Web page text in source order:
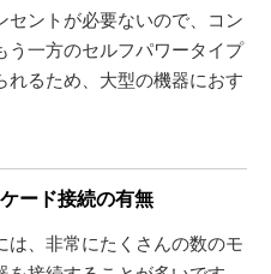
ントが必要ないので、コン
一方のセルフパワータイプ
るため、大型の機器におす
ード接続の有無
は、非常にたくさんの数のモ